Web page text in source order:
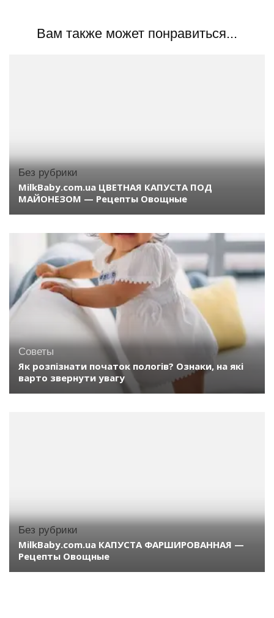
Вам также может понравиться...
Без рубрики
MilkBaby.com.ua ЦВЕТНАЯ КАПУСТА ПОД
МАЙОНЕЗОМ — Рецепты Овощные
Советы
Як розпізнати початок пологів? Ознаки, на які
варто звернути увагу
Без рубрики
MilkBaby.com.ua КАПУСТА ФАРШИРОВАННАЯ —
Рецепты Овощные